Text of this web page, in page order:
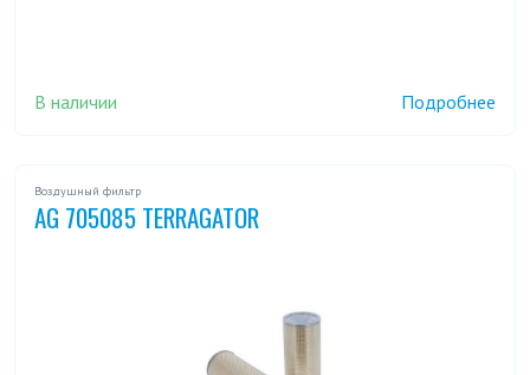
В наличии Подробнее
Воздушный фильтр
AG 705085 TERRAGATOR